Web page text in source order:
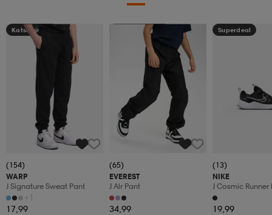
Katso hintaa
(154)
WARP
J Signature Sweat Pant
+1
17,99
Kampanja -25%
(65)
EVEREST
J Alr Pant
34,99
Superdeal
(13)
NIKE
J Cosmic Runner
19,99